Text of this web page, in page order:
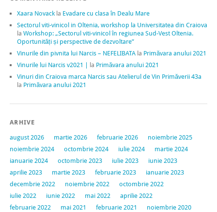
Xaara Novack la Evadare cu clasa în Dealu Mare
Sectorul viti-vinicol in Oltenia, workshop la Universitatea din Craiova
la Workshop: „Sectorul viti-vinicol în regiunea Sud-Vest Oltenia.
Oportunități și perspective de dezvoltare”
Vinurile din pivnita lui Narcis – NEFELIBATA la Primăvara anului 2021
Vinurile lui Narcis v2021 | la Primăvara anului 2021
Vinuri din Craiova marca Narcis sau Atelierul de Vin Primăverii 43a
la Primăvara anului 2021
ARHIVE
august 2026 martie 2026 februarie 2026
noiembrie 2025
noiembrie 2024
octombrie 2024 iulie 2024
martie 2024
ianuarie 2024
octombrie 2023 iulie 2023
iunie 2023
aprilie 2023
martie 2023 februarie 2023
ianuarie 2023
decembrie 2022
noiembrie 2022
octombrie 2022
iulie 2022
iunie 2022 mai 2022
aprilie 2022
februarie 2022
mai 2021 februarie 2021
noiembrie 2020